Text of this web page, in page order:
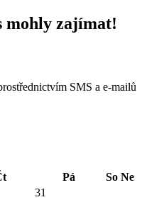
mohly zajímat!
SMS a e-mailů
Pá So Ne
31